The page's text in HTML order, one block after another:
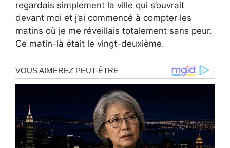
regardais simplement la ville qui s’ouvrait
devant moi et j’ai commencé à compter les
matins où je me réveillais totalement sans peur.
Ce matin-là était le vingt-deuxième.